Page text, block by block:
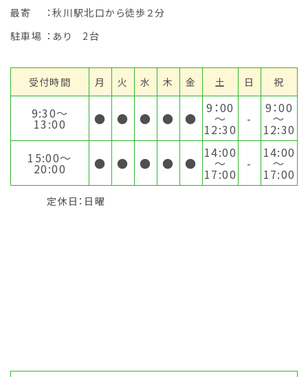
最寄
：秋川駅北口から徒歩２分
駐車場 ：あり 2台
受付時間 月 火 水 木 金 土 日 祝
9:30〜
13:00 ● ● ● ● ●
9：00
～
12:30
-
9：00
～
12:30
15:00〜
20:00 ● ● ● ● ●
14:00
～
17:00
-
14:00
～
17:00
定休日：日曜